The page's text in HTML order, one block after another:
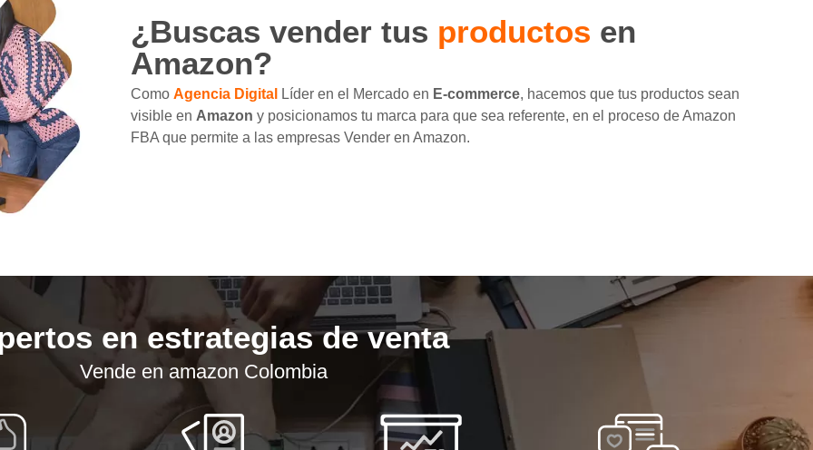
¿Buscas vender tus productos en
Amazon?
Como Agencia Digital Líder en el Mercado en E-commerce, hacemos que tus productos sean
visible en Amazon y posicionamos tu marca para que sea referente, en el proceso de Amazon
FBA que permite a las empresas Vender en Amazon.
en estrategias de venta
Vende en amazon Colombia